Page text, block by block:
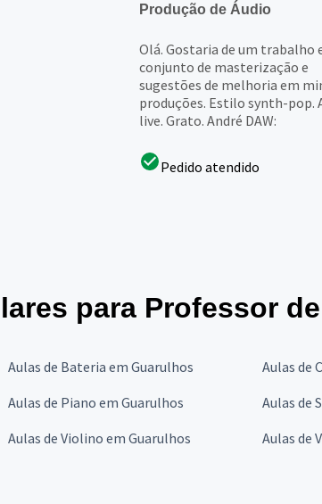
Produção de Áudio
Olá. Gostaria de um trabalho
conjunto de masterização e
sugestões de melhoria em
produções. Estilo synth-pop.
live. Grato. André DAW:
Pedido atendido
para Professor
Aulas de Bateria em Guarulhos Aulas de
Aulas de Piano em Guarulhos Aulas de
Aulas de Violino em Guarulhos Aulas de